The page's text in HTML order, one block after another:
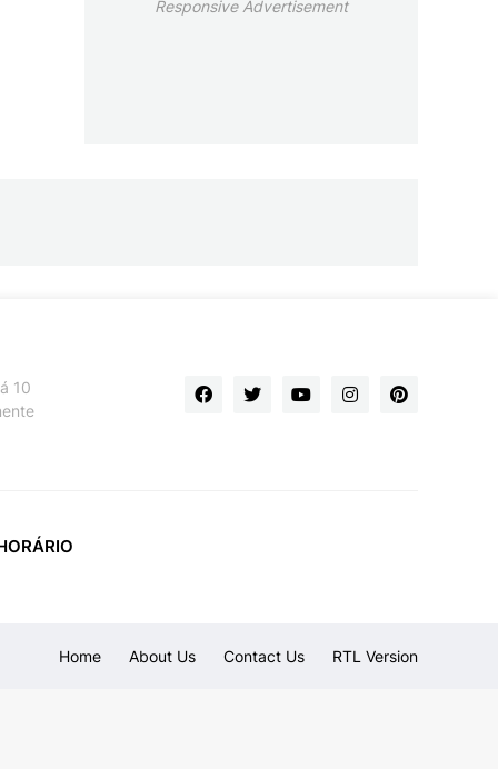
Responsive Advertisement
10
Home About Us Contact Us RTL Version